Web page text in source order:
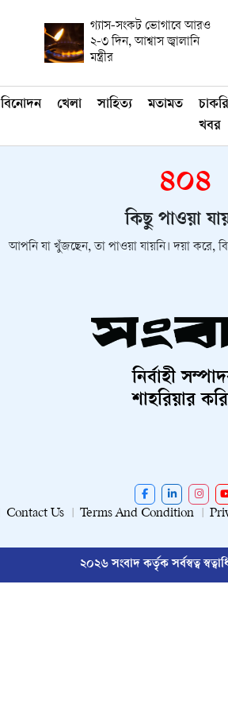
গ্যাস-সংকট ভোগাবে আরও
২-৩ দিন, আশ্বাস জ্বালানি
মন্ত্রীর
বিনোদন খেলা সাহিত্য মতামত
খবর
৪০৪
কিছু পাওয়া
আপনি যা খুঁজছেন, তা পাওয়া যায়নি। দয়া করে,
নির্বাহী
শাহরিয়ার
Contact Us Terms And Condition
২০২৬ সংবাদ কর্তৃক সর্বস্বত্ব